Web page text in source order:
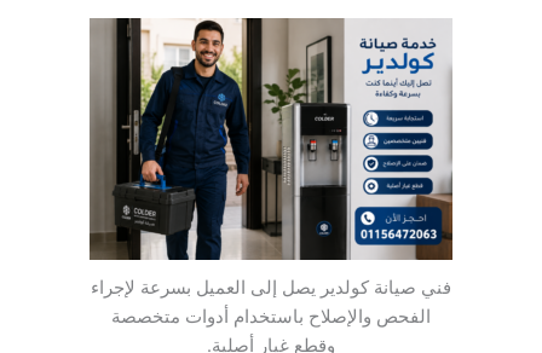
فني صيانة كولدير يصل إلى العميل بسرعة لإجراء
الفحص والإصلاح باستخدام أدوات متخصصة
وقطع غيار أصلية.